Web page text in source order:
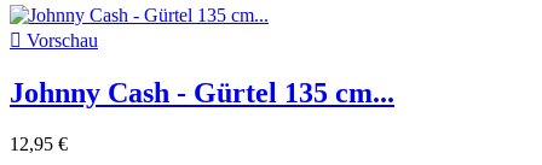
 Vorschau
Johnny Cash - Gürtel 135 cm...
12,95 €